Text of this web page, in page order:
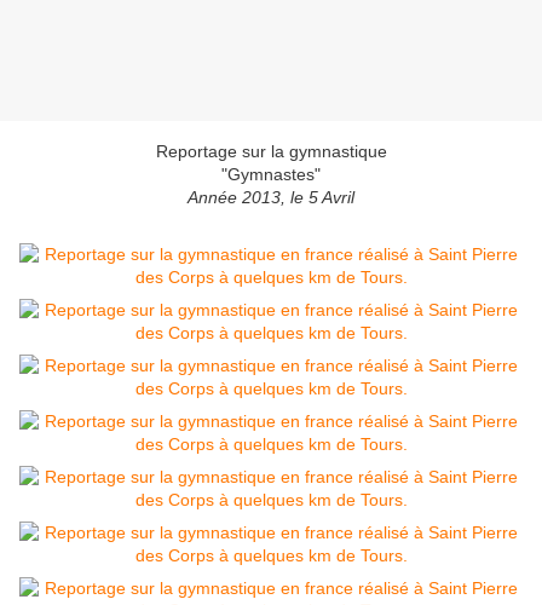
Reportage sur la gymnastique
"Gymnastes"
Année 2013, le 5 Avril